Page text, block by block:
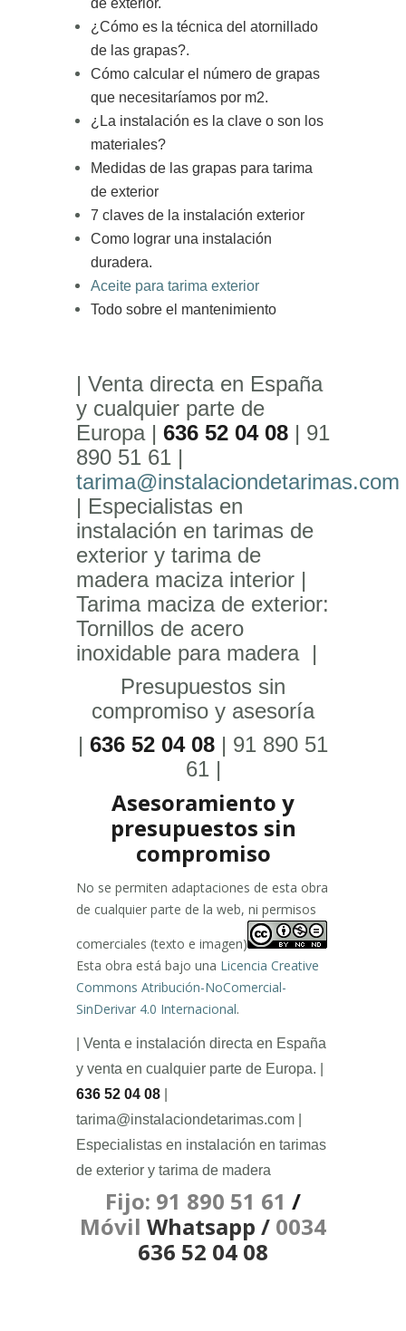
de exterior.
¿Cómo es la técnica del atornillado
de las grapas?.
Cómo calcular el número de grapas
que necesitaríamos por m2.
¿La instalación es la clave o son los
materiales?
Medidas de las grapas para tarima
de exterior
7 claves de la instalación exterior
Como lograr una instalación
duradera.
Aceite para tarima exterior
Todo sobre el mantenimiento
| Venta directa en España
y cualquier parte de
Europa | 636 52 04 08 | 91
890 51 61 |
tarima@instalaciondetarimas.com
| Especialistas en
instalación en tarimas de
exterior y tarima de
madera maciza interior |
Tarima maciza de exterior:
Tornillos de acero
inoxidable para madera |
Presupuestos sin
compromiso y asesoría
| 636 52 04 08 | 91 890 51
61 |
Asesoramiento y
presupuestos sin
compromiso
No se permiten adaptaciones de esta obra
de cualquier parte de la web, ni permisos
comerciales (texto e imagen)
Esta obra está bajo una Licencia Creative
Commons Atribución-NoComercial-
SinDerivar 4.0 Internacional.
| Venta e instalación directa en España
y venta en cualquier parte de Europa. |
636 52 04 08
tarima@instalaciondetarimas.com |
Especialistas en instalación en tarimas
de exterior y tarima de madera
Fijo: 91 890 51 61 /
Móvil Whatsapp / 0034
636 52 04 08